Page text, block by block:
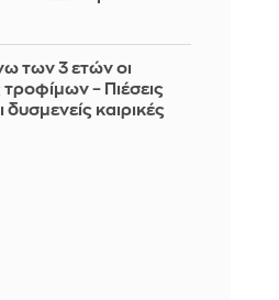
των 3 ετών οι
– Πιέσεις
καιρικές